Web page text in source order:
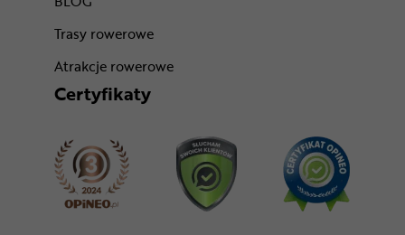
Trasy rowerowe
Atrakcje rowerowe
Certyfikaty